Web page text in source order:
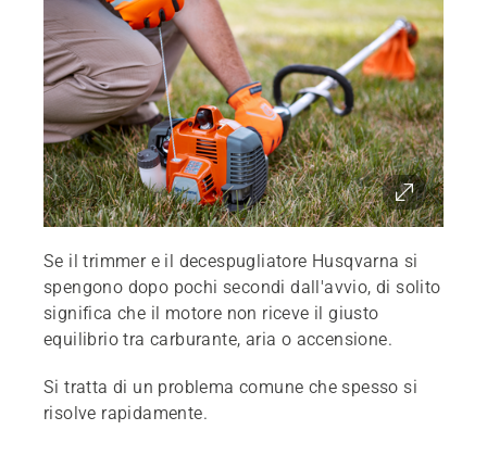
Se il trimmer e il decespugliatore Husqvarna si
spengono dopo pochi secondi dall'avvio, di solito
significa che il motore non riceve il giusto
equilibrio tra carburante, aria o accensione.
Si tratta di un problema comune che spesso si
risolve rapidamente.